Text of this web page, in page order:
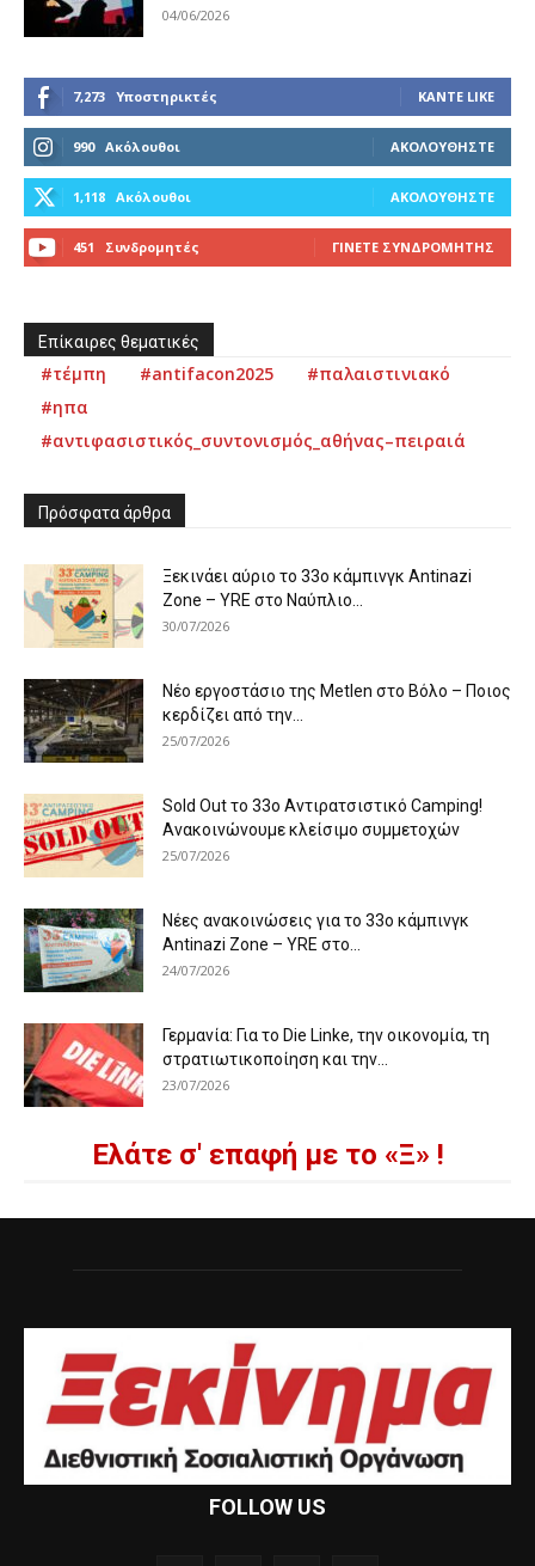
04/06/2026
7,273 Υποστηρικτές ΚΆΝΤΕ LIKE
990 Ακόλουθοι ΑΚΟΛΟΥΘΉΣΤΕ
1,118 Ακόλουθοι ΑΚΟΛΟΥΘΉΣΤΕ
451 Συνδρομητές ΓΊΝΕΤΕ ΣΥΝΔΡΟΜΗΤΉΣ
Επίκαιρες θεματικές
#τέμπη #antifacon2025
#παλαιστινιακό
#ηπα
#αντιφασιστικός_συντονισμός_αθήνας–πειραιά
Πρόσφατα άρθρα
Ξεκινάει αύριο το 33ο κάμπινγκ Antinazi
Zone – YRE στο Ναύπλιο...
30/07/2026
Νέο εργοστάσιο της Metlen στο Βόλο – Ποιος
κερδίζει από την...
25/07/2026
Sold Out το 33ο Αντιρατσιστικό Camping!
Ανακοινώνουμε κλείσιμο συμμετοχών
25/07/2026
Νέες ανακοινώσεις για το 33ο κάμπινγκ
Antinazi Zone – YRE στο...
24/07/2026
Γερμανία: Για το Die Linke, την οικονομία, τη
στρατιωτικοποίηση και την...
23/07/2026
Ελάτε σ' επαφή με το «Ξ» !
FOLLOW US